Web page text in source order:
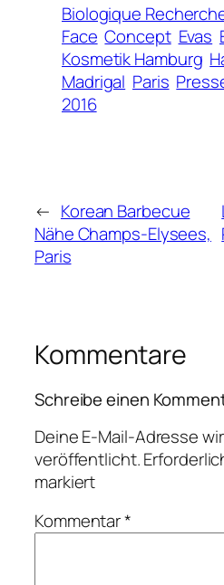
Biologique
Face Concept Evas
Kosmetik Hamburg
Madrigal Paris
2016
← Korean Barbecue
Nähe Champs-Elysees,
Paris
Kommentare
Schreibe einen
Deine E-Mail-Adresse
veröffentlicht.
markiert
Kommentar*